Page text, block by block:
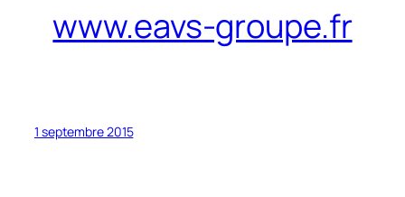
www.eavs-groupe.fr
1 septembre 2015